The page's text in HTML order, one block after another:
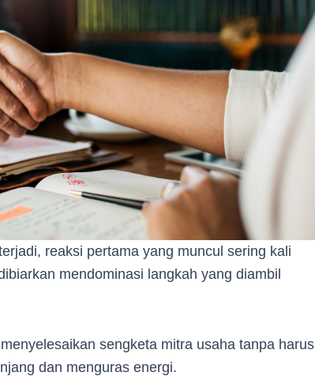
reaksi pertama yang muncul sering kali
mendominasi langkah yang diambil
sengketa mitra usaha tanpa harus
dan menguras energi.